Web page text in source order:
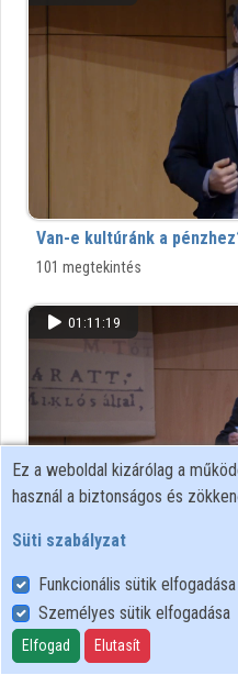
Intézményi felfedezés
Közreműködők
Van-e kultúránk a
101 megtekintés
01:11:19
Az új koronavírus
00:45:41
Ez a weboldal kizárólag a
használ a biztonságos és
Süti szabályzat
Funkcionális sütik elfogadása
Személyes sütik elfogadása
Elfogad Elutasít